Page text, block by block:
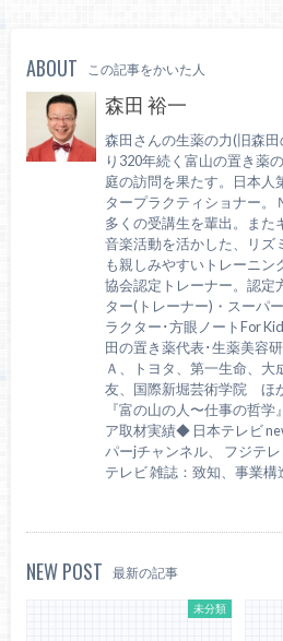
ABOUT この記事をかいた人
森田 裕一
森田さんの生薬の力(旧森
り320年続く富山の置き薬
庭の訪問を果たす。日本人
タープラクティショナー。
多くの受講生を輩出。また
音楽活動を活かした、リズ
も親しみやすいトレーニン
協会認定トレーナー。認定
ター(トレーナー)・スーパ
ラクター･方眼ノートFor
田の置き薬代表･生薬美容
Ａ、トヨタ、第一生命、大
友、国際新堀芸術学院
『富の山の人〜仕事の哲
ア取材実績◆ 日本テレビ
パーjチャンネル、 フジテ
テレビ 雑誌：致知、事業
NEW POST 最新の記事
未分類